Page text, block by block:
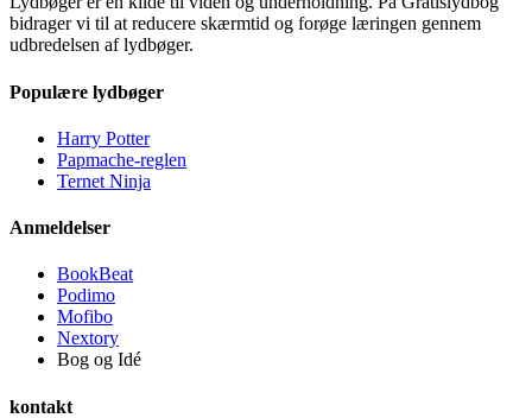
bidrager vi til at reducere skærmtid og forøge læringen gennem
udbredelsen af lydbøger.
Populære lydbøger
Harry Potter
Papmache-reglen
Ternet Ninja
Anmeldelser
BookBeat
Podimo
Mofibo
Nextory
Bog og Idé
kontakt